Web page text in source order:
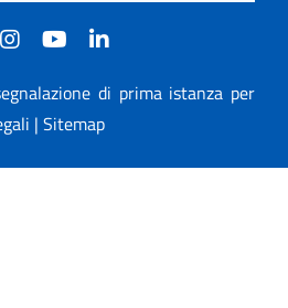
di prima istanza per
| Sitemap